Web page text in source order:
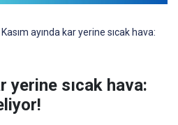
Kasım ayında kar yerine sıcak hava:
yerine sıcak hava: